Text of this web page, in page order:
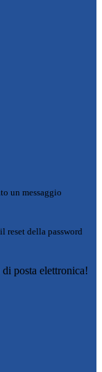
un messaggio
reset della password
posta elettronica!